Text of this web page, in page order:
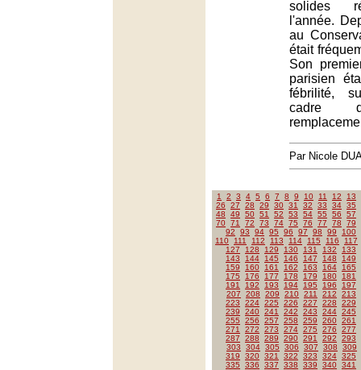
solides
l'année.
au
était
Son
parisien
fébrilité,
cadre
Par Nicole
1 2 3 4 5 6 7 8 9 10 11 12
13
26
27 28 29 30 31 32 33 34 35
48
49 50 51 52 53 54 55 56
57
70 71 72 73 74 75 76 77 78
79
92
93 94 95 96 97 98 99
100
110
111 112 113 114 115 116
117
127
128 129 130 131 132
133
143
144 145 146 147 148
149
159
160 161 162 163 164
165
175
176 177 178 179 180
181
191
192 193 194 195 196
197
207
208 209 210 211 212
213
223
224 225 226 227 228
229
239
240 241 242 243 244 245
255
256 257 258 259 260 261
271
272 273 274 275 276
277
287
288 289 290 291 292
293
303
304 305 306 307 308
309
319
320 321 322 323 324 325
335
336 337 338 339 340 341